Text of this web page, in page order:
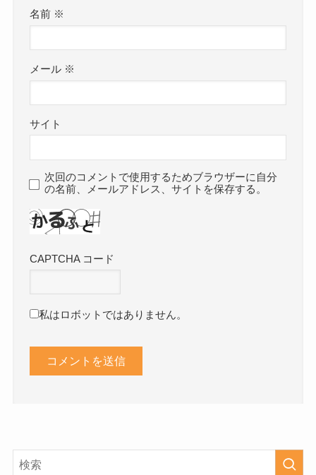
名前 ※
メール ※
サイト
次回のコメントで使用するためブラウザーに自分
の名前、メールアドレス、サイトを保存する。
CAPTCHA コード
私はロボットではありません。